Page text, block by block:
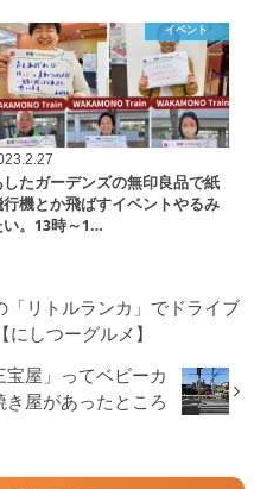
イベント
したガーデンズの無印良品で紙
行機とか飛ばすイベントやるみ
い。13時～1…
「リトルランカ」でドライブ
しつーグルメ】
屋」ってベビーカ
屋があったところ